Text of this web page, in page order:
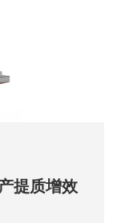
提质增效